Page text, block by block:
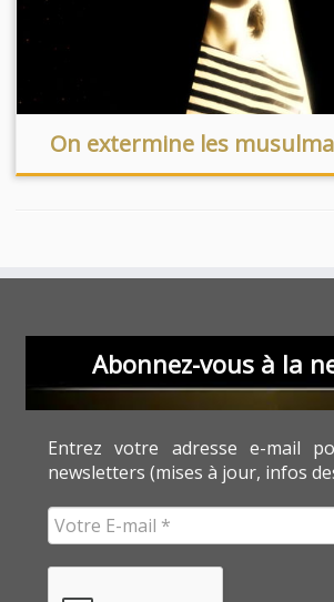
On extermine les
Abonnez-vous à la
Entrez votre adresse e-mail
newsletters (mises à jour, infos